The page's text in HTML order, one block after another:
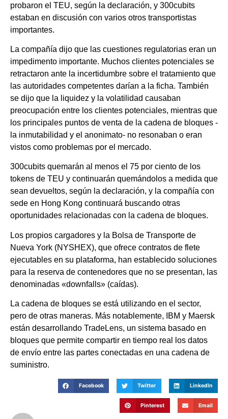
probaron el TEU, según la declaración, y 300cubits
estaban en discusión con varios otros transportistas
importantes.
La compañía dijo que las cuestiones regulatorias eran un
impedimento importante. Muchos clientes potenciales se
retractaron ante la incertidumbre sobre el tratamiento que
las autoridades competentes darían a la ficha. También
se dijo que la liquidez y la volatilidad causaban
preocupación entre los clientes potenciales, mientras que
los principales puntos de venta de la cadena de bloques -
la inmutabilidad y el anonimato- no resonaban o eran
vistos como problemas por el mercado.
300cubits quemarán al menos el 75 por ciento de los
tokens de TEU y continuarán quemándolos a medida que
sean devueltos, según la declaración, y la compañía con
sede en Hong Kong continuará buscando otras
oportunidades relacionadas con la cadena de bloques.
Los propios cargadores y la Bolsa de Transporte de
Nueva York (NYSHEX), que ofrece contratos de flete
ejecutables en su plataforma, han establecido soluciones
para la reserva de contenedores que no se presentan, las
denominadas «downfalls» (caídas).
La cadena de bloques se está utilizando en el sector,
pero de otras maneras. Más notablemente, IBM y Maersk
están desarrollando TradeLens, un sistema basado en
bloques que permite compartir en tiempo real los datos
de envío entre las partes conectadas en una cadena de
suministro.
Facebook Twitter LinkedIn
Pinterest Email